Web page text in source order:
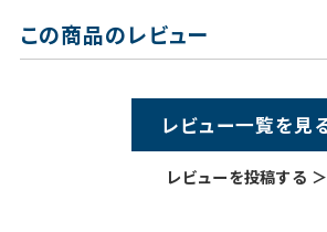
この商品のレビュー
レビュー一覧を見
レビューを投稿する ＞